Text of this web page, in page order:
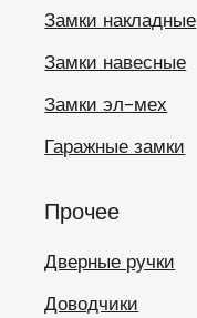
Замки накладные
Замки навесные
Замки эл-мех
Гаражные замки
Прочее
Дверные ручки
Доводчики